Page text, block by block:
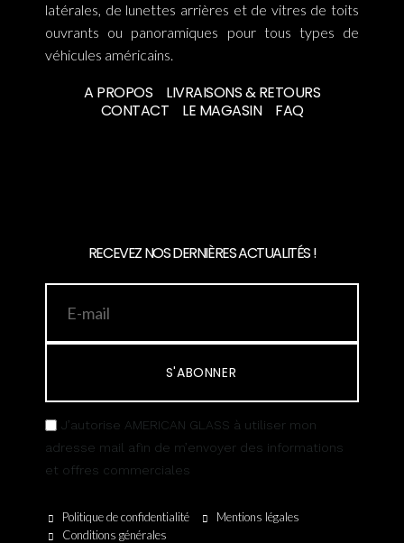
latérales, de lunettes arrières et de vitres de toits
ouvrants ou panoramiques pour tous types de
véhicules américains.
A PROPOS
LIVRAISONS & RETOURS
CONTACT
LE MAGASIN FAQ
RECEVEZ NOS DERNIÈRES ACTUALITÉS !
S'ABONNER
J’autorise AMERICAN GLASS à utiliser mon
adresse mail afin de m’envoyer des informations
et offres commerciales
Politique de confidentialité
Mentions légales
Conditions générales